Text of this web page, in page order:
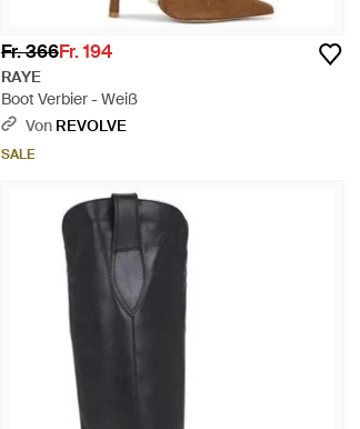
Fr. 366Fr. 194
RAYE
Boot Verbier - Weiß
Von REVOLVE
SALE